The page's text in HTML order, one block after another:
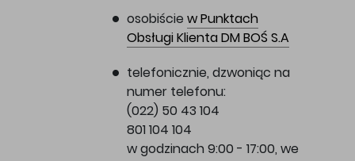
osobiście w Punktach
Obsługi Klienta DM BOŚ S.A
telefonicznie, dzwoniąc na
numer telefonu:
(022) 50 43 104
801 104 104
w godzinach 9:00 - 17:00, we